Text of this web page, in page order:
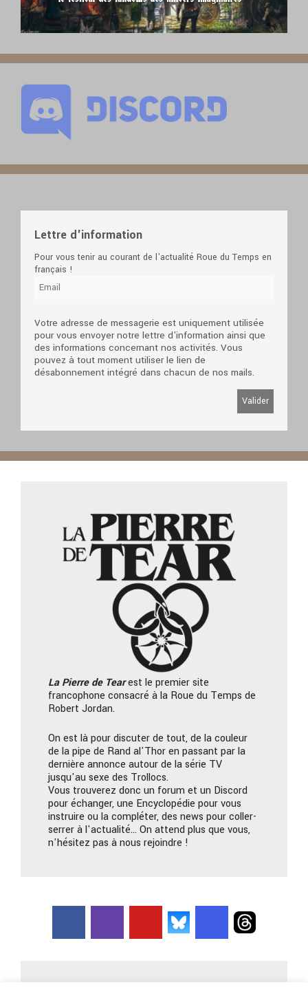
Lettre d'information
Pour vous tenir au courant de l'actualité Roue du Temps en
français !
Votre adresse de messagerie est uniquement utilisée
pour vous envoyer notre lettre d'information ainsi que
des informations concernant nos activités. Vous
pouvez à tout moment utiliser le lien de
désabonnement intégré dans chacun de nos mails.
La Pierrede Tearest le premier site
francophone consacré à la Roue du Temps de
Robert Jordan.
On est là pour discuter de tout, de la couleur
de la pipe de Rand al'Thor en passant par la
dernière annonce autour de la série TV
jusqu'au sexe des Trollocs.
Vous trouverez donc un forum et un Discord
pour échanger, une Encyclopédie pour vous
instruire ou la compléter, des news pour coller-
serrer à l'actualité… On attend plus que vous,
n'hésitez pas à nous rejoindre !